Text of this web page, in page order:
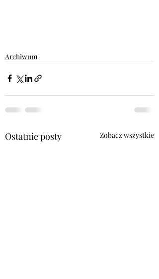
Archiwum
Ostatnie posty Zobacz wszystkie